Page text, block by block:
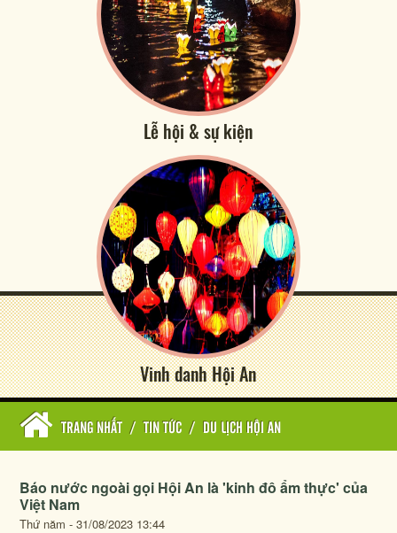
Lễ hội & sự kiện
Vinh danh Hội An
TRANG NHẤT / TIN TỨC / DU LỊCH HỘI AN
Báo nước ngoài gọi Hội An là 'kinh đô ẩm thực' của
Việt Nam
Thứ năm - 31/08/2023 13:44